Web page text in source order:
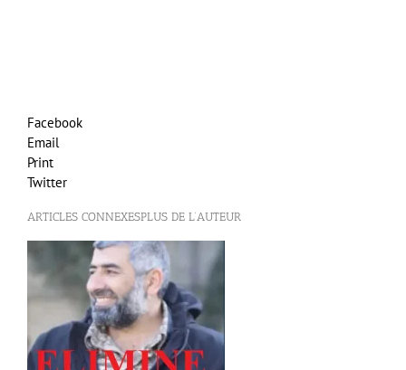
Facebook
Email
Print
Twitter
ARTICLES CONNEXESPLUS DE L’AUTEUR